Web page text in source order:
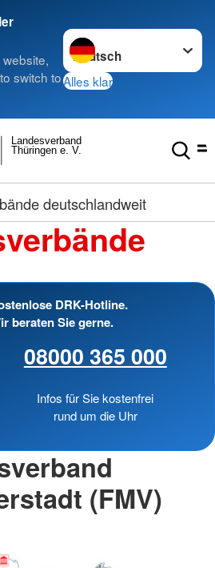
switch to
Sprache wechseln zu
Alles klar
Thüringen e. V.
Landesverband
deutschlandweit
DRK-Hotline.
beraten Sie gerne.
08000 365 000
Infos für Sie kostenfrei
rund um die Uhr
(FMV)